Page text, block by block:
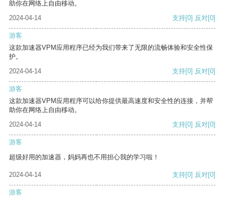
助你在网络上自由移动。
2024-04-14
支持[0] 反对[0]
游客
这款加速器VPM应用程序已经为我们带来了无限的流畅体验和安全性保
护。
2024-04-14
支持[0] 反对[0]
游客
这款加速器VPM应用程序可以给你提供最高速度和安全性的连接，并帮
助你在网络上自由移动。
2024-04-14
支持[0] 反对[0]
游客
超级好用的加速器，妈妈再也不用担心我的学习啦！
2024-04-14 支持[0] 反对[0]
游客